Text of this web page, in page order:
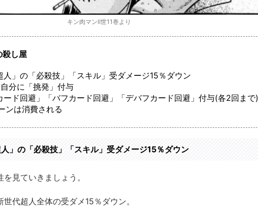
キン肉マンⅡ世11巻より
殺し屋
」の「必殺技」「スキル」受ダメージ15％ダウン
分に「挑発」付与
ド回避」「バフカード回避」「デバフカード回避」付与(各2回まで)
ンは消費される
」の「必殺技」「スキル」受ダメージ15％ダウン
見ていきましょう。
代超人全体の受ダメ15％ダウン。